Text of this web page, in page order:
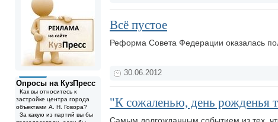
Опросы на КузПресс
Как вы относитесь к
застройке центра города
объектами А. Н. Говора?
За какую из партий вы бы
Всё пустое
Реформа Совета Федерации оказалась
30.06.2012
"К сожаленью, день рожденья